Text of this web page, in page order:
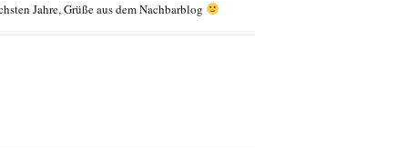
Jahre, Grüße aus dem Nachbarblog